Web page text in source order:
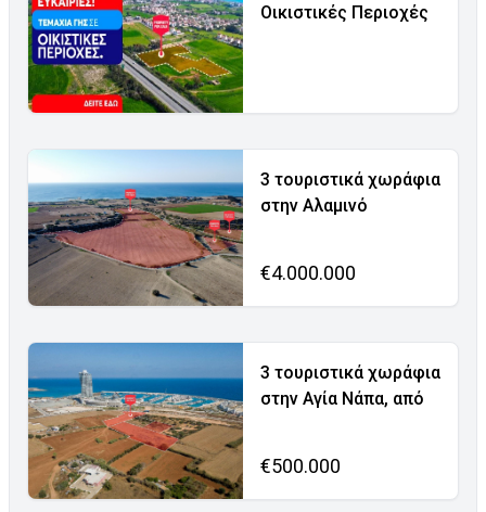
Οικιστικές Περιοχές
3 τουριστικά χωράφια
στην Αλαμινό
€4.000.000
3 τουριστικά χωράφια
στην Αγία Νάπα, από
€500.000